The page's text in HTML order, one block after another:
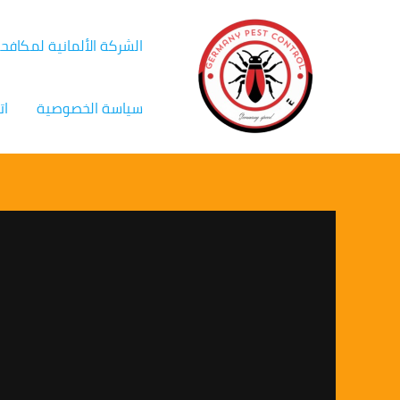
الشركة الألمانية
سياسة الخصوصية